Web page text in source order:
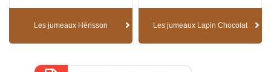
Les jumeaux Hérisson Les jumeaux Lapin Chocolat